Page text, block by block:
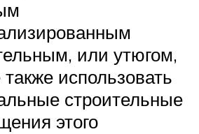
или утюгом,
использовать
строительные
этого